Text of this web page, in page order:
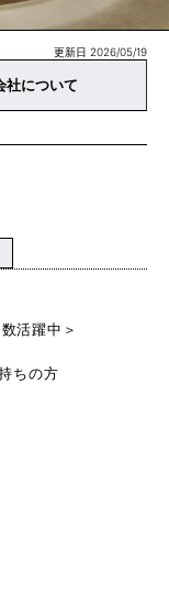
更新日 2026/05/19
社について
活躍中＞
ちの方